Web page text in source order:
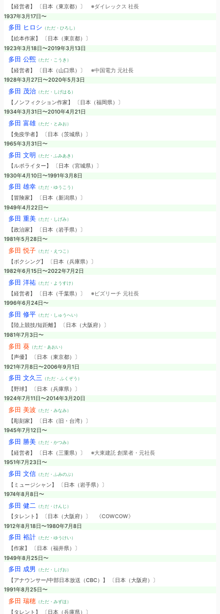
【経営者】 〔日本（東京都）〕 ※ダイレックス 社長
1937年3月17日〜
多田 ヒロシ （ただ・ひろし）
【絵本作家】 〔日本（東京都）〕
1923年3月18日〜2019年3月13日
多田 公煕（ただ・こうき）
【経営者】 〔日本（山口県）〕 ※中国電力 元社長
1928年3月27日〜2020年5月3日
多田 茂治（ただ・しげはる）
【ノンフィクション作家】 〔日本（福岡県）〕
1934年3月31日〜2010年4月21日
多田 富雄（ただ・とみお）
【免疫学者】 〔日本（茨城県）〕
1965年3月31日〜
多田 文明 （ただ・ふみあき）
【ルポライター】 〔日本（宮城県）〕
1930年4月10日〜1991年3月8日
多田 雄幸（ただ・ゆうこう）
【冒険家】 〔日本（新潟県）〕
1949年4月22日〜
多田 重美（ただ・しげみ）
【政治家】 〔日本（岩手県）〕
1981年5月28日〜
多田 悦子（ただ・えつこ）
【ボクシング】 〔日本（兵庫県）〕
1982年6月15日〜2022年7月2日
多田 洋祐（ただ・ようすけ）
【経営者】 〔日本（千葉県）〕 ※ビズリーチ 元社長
1996年6月24日〜
多田 修平（ただ・しゅうへい）
【陸上競技/短距離】 〔日本（大阪府）〕
1981年7月3日〜
多田 葵 （ただ・あおい）
【声優】 〔日本（東京都）〕
1921年7月8日〜2006年9月1日
多田 文久三 （ただ・ふくぞう）
【野球】 〔日本（兵庫県）〕
1924年7月11日〜2014年3月20日
多田 美波 （ただ・みなみ）
【彫刻家】 〔日本（旧・台湾）〕
1945年7月12日〜
多田 勝美（ただ・かつみ）
【経営者】 〔日本（三重県）〕 ※大東建託 創業者・元社長
1951年7月23日〜
多田 文信（ただ・ふみのぶ）
【ミュージシャン】 〔日本（岩手県）〕
1974年8月8日〜
多田 健二 （ただ・けんじ）
【タレント】 〔日本（大阪府）〕
《COWCOW》
1912年8月18日〜1980年7月8日
多田 裕計（ただ・ゆうけい）
【作家】 〔日本（福井県）〕
1949年8月25日〜
多田 成男 （ただ・しげお）
【アナウンサー/中部日本放送（CBC）】 〔日本（大阪府）〕
1991年8月25日〜
多田 瑞穂 （ただ・みずほ）
【タレント】 〔日本（兵庫県）〕